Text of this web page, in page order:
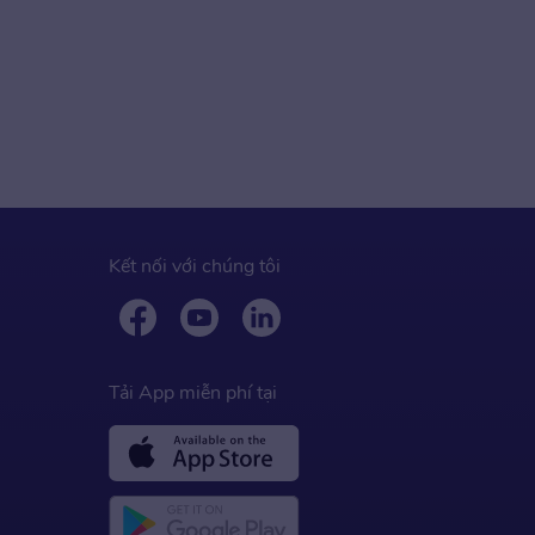
Kết nối với chúng tôi
Tải App miễn phí tại